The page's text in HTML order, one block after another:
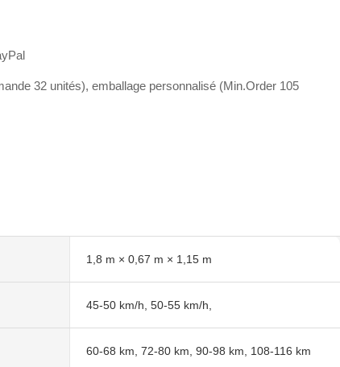
32 unités), emballage personnalisé (Min.Order 105
1,8 m × 0,67 m × 1,15 m
45-50 km/h, 50-55 km/h,
60-68 km, 72-80 km, 90-98 km, 108-116 km